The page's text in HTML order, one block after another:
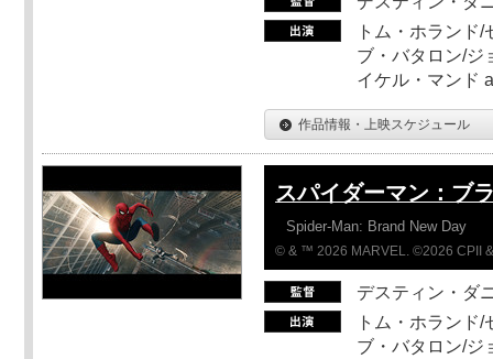
トム・ホランド
ブ・バタロン/ジ
イケル・マンド
作品情報・上映スケジュール
スパイダーマン：ブ
Spider-Man: Brand New Day
© & ™ 2026 MARVEL. ©2026 CPII
デスティン・ダ
トム・ホランド
ブ・バタロン/ジ